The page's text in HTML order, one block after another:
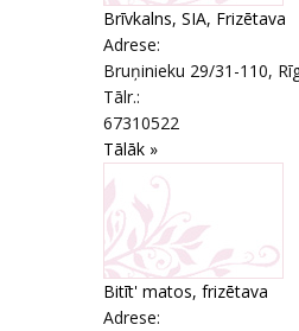
Brīvkalns, SIA, Frizētava
Adrese:
Bruņinieku 29/31-110,
Tālr.:
67310522
Tālāk »
Bitīt' matos, frizētava
Adrese: